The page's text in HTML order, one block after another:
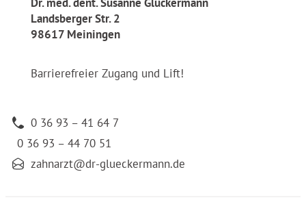
Landsberger Str. 2
98617 Meiningen
Barrierefreier Zugang und Lift!
0 36 93 – 41 64 7
0 36 93 – 44 70 51
zahnarzt@dr-glueckermann.de